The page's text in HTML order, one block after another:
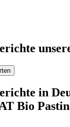
in
Bio